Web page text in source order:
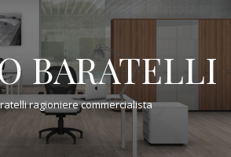
BARATELLI
ragioniere commercialista